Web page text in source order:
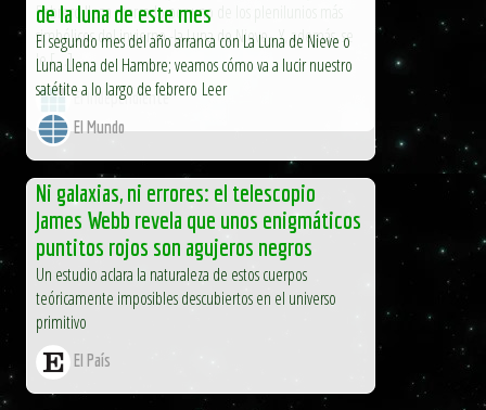
Febrero llega marcado por uno de los plenilunios más
simbólicos del invierno -la Luna de Nieve-. Y, además, se
le […]
El Independiente
de la luna de este mes
El segundo mes del año arranca con La Luna de Nieve o
Luna Llena del Hambre; veamos cómo va a lucir nuestro
satétite a lo largo de febrero Leer
El Mundo
Ni galaxias, ni errores: el telescopio
James Webb revela que unos enigmáticos
puntitos rojos son agujeros negros
Un estudio aclara la naturaleza de estos cuerpos
teóricamente imposibles descubiertos en el universo
primitivo
El País